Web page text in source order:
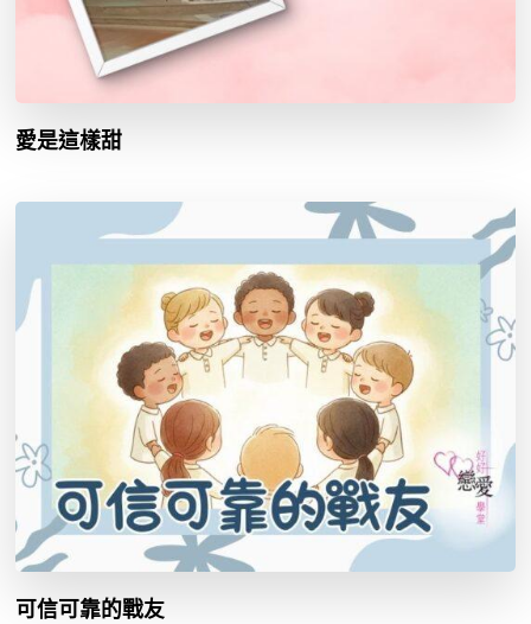
愛是這樣甜
可信可靠的戰友